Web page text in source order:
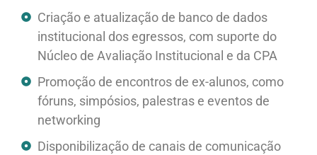
Criação e atualização de banco de dados
institucional dos egressos, com suporte do
Núcleo de Avaliação Institucional e da CPA
Promoção de encontros de ex-alunos, como
fóruns, simpósios, palestras e eventos de
networking
Disponibilização de canais de comunicação